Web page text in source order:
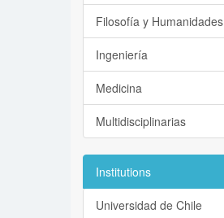
Filosofía y Humanidades
Ingeniería
Medicina
Multidisciplinarias
Institutions
Universidad de Chile